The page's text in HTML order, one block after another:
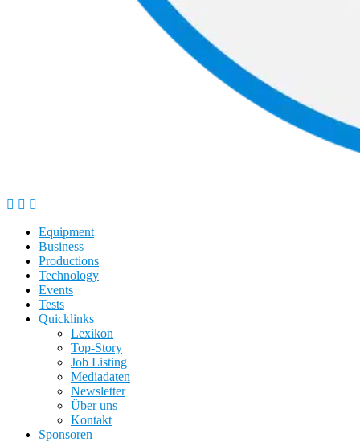
Equipment
Business
Productions
Technology
Events
Tests
Quicklinks
Lexikon
Top-Story
Job Listing
Mediadaten
Newsletter
Über uns
Kontakt
Sponsoren